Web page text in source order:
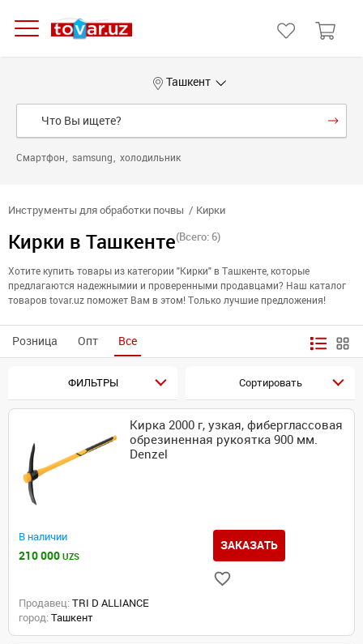
Ташкент
Смартфон samsung холодильник
Инструменты для обработки почвы Кирки
Кирки в Ташкенте(Всего: 6)
Хотите купить товары из категории "Кирки" в Ташкенте, которые
предлагаются надежнымии и проверенными продавцами? Наш каталог
товаров tovar.uz поможет Вам в этом! Только лучшие предложения!
Розница Опт Все
ФИЛЬТРЫ Сортировать
Кирка 2000 г, узкая, фиберглассовая
обрезиненная рукоятка 900 мм.
Denzel
В наличии
210 000 UZS
ЗАКАЗАТЬ
Продавец: TRI D ALLIANCE
город: Ташкент